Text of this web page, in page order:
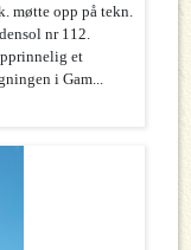
møtte opp på tekn.
nr 112.
et
i Gam...